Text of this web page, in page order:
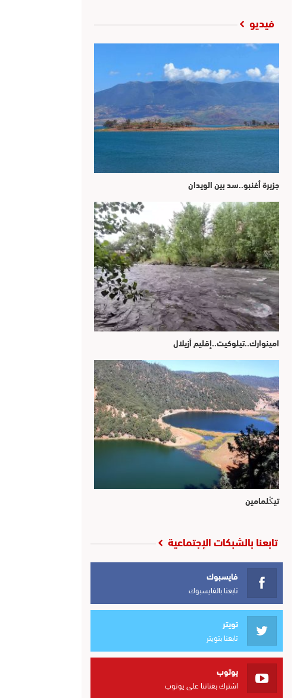
فيديو
جزيرة أغنبو..سد بين الويدان
امينوارك..تيلوكيت..إقليم أزيلال
تيڭلمامين
تابعنا بالشبكات الإجتماعية
فايسبوك
تابعنا بالفايسبوك
تويتر
تابعنا بتويتر
يوتوب
اشترك بقناتنا على يوتوب